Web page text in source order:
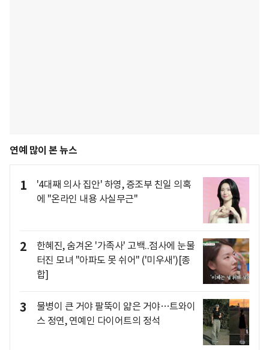
연예 많이 본 뉴스
1
'4대째 의사 집안' 하영, 증조부 친일 의혹
에 "온라인 내용 사실무근"
2
한혜진, 숨겨온 '가족사' 고백..점사에 눈물
터진 모녀 "아파도 못 쉬어" ('미우새')[종
합]
3
물병이 큰 거야 팔뚝이 얇은 거야…트와이
스 정연, 연예인 다이어트의 정석